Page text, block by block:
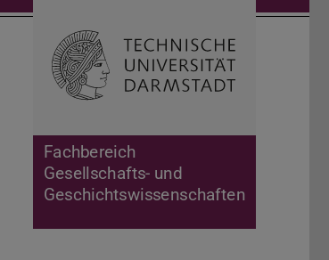
Fachbereich
Gesellschafts- und
Geschichtswissenschaften
Suche öffnen